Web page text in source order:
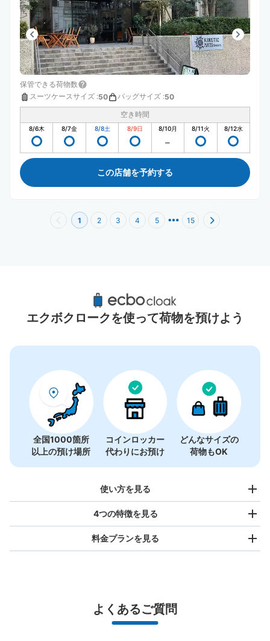
保管できる荷物数
スーツケースサイズ :50 バッグサイズ :50
空き時間
8/6木 8/7金 8/8土 8/9日 8/10月 8/11火 8/12水
この店舗を予約する
1 2 3 4 5 15
渋谷駅周辺のおすすめコインロッカー
40件
エクボクロークを使って荷物を預けよう
全国1000箇所
以上の預け場所
コインロッカー
代わりにお預け
どんなサイズの
荷物もOK
使い方を見る
スマホからお店と日時を
指定して事前予約
4つの特徴を見る
全国1,000箇所以上と提携
料金プランを見る
最大辺が45cm未満の大きさのお荷物（リュック、ハンド
バッグ、お手荷物など）
よくあるご質問